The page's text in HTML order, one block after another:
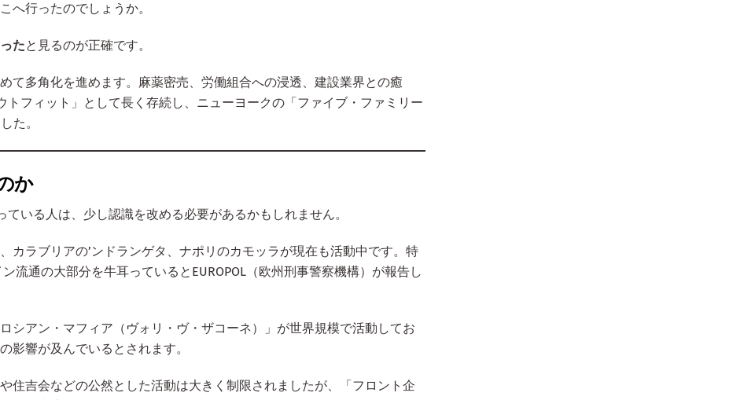
へ行ったのでしょうか。
たと見るのが正確です。
て多角化を進めます。麻薬密売、労働組合への浸透、建設業界との癒
フィット」として長く存続し、ニューヨークの「ファイブ・ファミリー
た。
か
いる人は、少し認識を改める必要があるかもしれません。
カラブリアの’ンドランゲタ、ナポリのカモッラが現在も活動中です。特
流通の大部分を牛耳っているとEUROPOL（欧州刑事警察機構）が報告し
シアン・マフィア（ヴォリ・ヴ・ザコーネ）」が世界規模で活動してお
影響が及んでいるとされます。
住吉会などの公然とした活動は大きく制限されましたが、「フロント企